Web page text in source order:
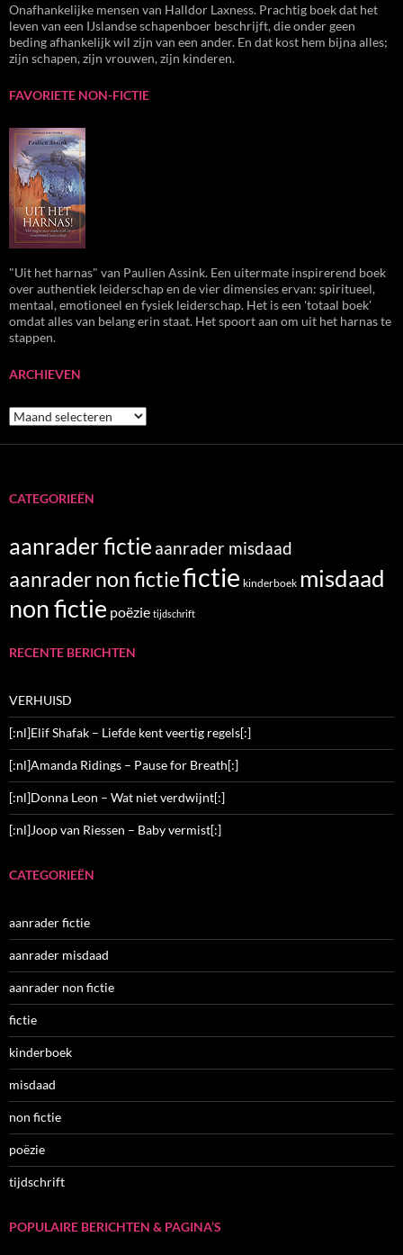
Onafhankelijke mensen van Halldor Laxness. Prachtig boek dat het
leven van een IJslandse schapenboer beschrijft, die onder geen
beding afhankelijk wil zijn van een ander. En dat kost hem bijna alles;
zijn schapen, zijn vrouwen, zijn kinderen.
FAVORIETE NON-FICTIE
"Uit het harnas" van Paulien Assink. Een uitermate inspirerend boek
over authentiek leiderschap en de vier dimensies ervan: spiritueel,
mentaal, emotioneel en fysiek leiderschap. Het is een 'totaal boek'
omdat alles van belang erin staat. Het spoort aan om uit het harnas te
stappen.
ARCHIEVEN
Archieven
CATEGORIEËN
aanrader fictie aanrader misdaad
aanrader non fictiefictie kinderboek misdaad
non fictie poëzie tijdschrift
RECENTE BERICHTEN
VERHUISD
[:nl]Elif Shafak – Liefde kent veertig regels[:]
[:nl]Amanda Ridings – Pause for Breath[:]
[:nl]Donna Leon – Wat niet verdwijnt[:]
[:nl]Joop van Riessen – Baby vermist[:]
CATEGORIEËN
aanrader fictie
aanrader misdaad
aanrader non fictie
fictie
kinderboek
misdaad
non fictie
poëzie
tijdschrift
POPULAIRE BERICHTEN & PAGINA’S